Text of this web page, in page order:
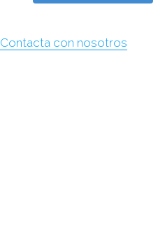
Contacta con nosotros